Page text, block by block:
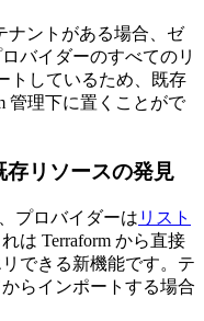
ナントがある場合、ゼ
バイダーのすべてのリ
トしているため、既存
管理下に置くことがで
リソースの発見
プロバイダーは リスト
は Terraform から直接
できる新機能です。テ
らインポートする場合